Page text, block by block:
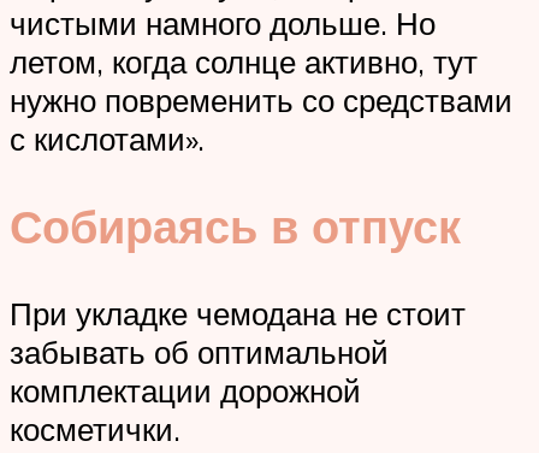
чистыми намного дольше. Но
летом, когда солнце активно, тут
нужно повременить со средствами
с кислотами».
Собираясь в отпуск
При укладке чемодана не стоит
забывать об оптимальной
комплектации дорожной
косметички.